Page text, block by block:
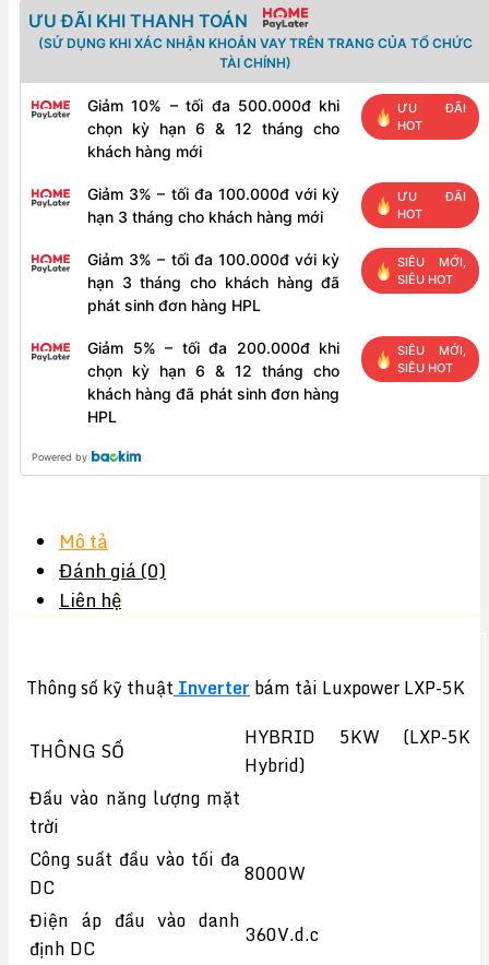
ƯU ĐÃI KHI THANH TOÁN
(SỬ DỤNG KHI XÁC NHẬN KHOẢN VAY TRÊN TRANG CỦA TỔ CHỨC
TÀI CHÍNH)
Giảm 10% – tối đa 500.000đ khi
chọn kỳ hạn 6 & 12 tháng cho
khách hàng mới
ƯU ĐÃI
HOT
Giảm 3% – tối đa 100.000đ với kỳ
hạn 3 tháng cho khách hàng mới
ƯU ĐÃI
HOT
Giảm 3% – tối đa 100.000đ với kỳ
hạn 3 tháng cho khách hàng đã
phát sinh đơn hàng HPL
SIÊU MỚI,
SIÊU HOT
Giảm 5% – tối đa 200.000đ khi
chọn kỳ hạn 6 & 12 tháng cho
khách hàng đã phát sinh đơn hàng
HPL
SIÊU MỚI,
SIÊU HOT
Powered by
Mô tả
Đánh giá (0)
Liên hệ
Thông số kỹ thuậtInverterbám tải Luxpower LXP-5K
THÔNG SỐ
HYBRID 5KW (LXP-5K
Hybrid)
Đầu vào năng lượng mặt
trời
Công suất đầu vào tối đa
DC
8000W
Điện áp đầu vào danh
định DC
360V.d.c